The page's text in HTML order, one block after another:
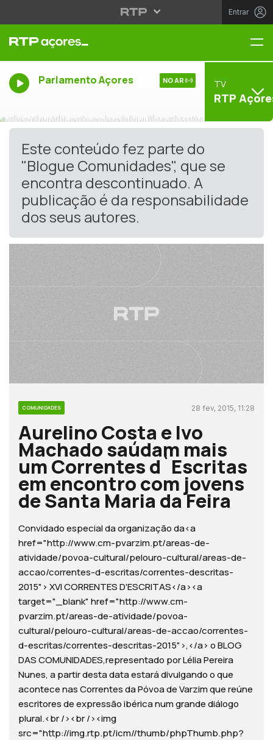
Entrar
Parlamento Açores NO AR TV
RTP
Este conteúdo fez parte do
"Blogue Comunidades", que se
encontra descontinuado. A
publicação é da responsabilidade
dos seus autores.
COMUNIDADES 28 fev, 2015, 11:28
Aurelino Costa e Ivo
Machado saúdam mais
um Correntes d`Escritas
em encontro com jovens
de Santa Maria da Feira
Convidado especial da organização da<a
href="http://www.cm-pvarzim.pt/areas-de-
atividade/povoa-cultural/pelouro-cultural/areas-de-
accao/correntes-d-escritas/correntes-descritas-
2015"> XVI CORRENTES D'ESCRITAS</a><a
target="_blank" href="http://www.cm-
pvarzim.pt/areas-de-atividade/povoa-
cultural/pelouro-cultural/areas-de-accao/correntes-
d-escritas/correntes-descritas-2015">,</a> o BLOG
DAS COMUNIDADES,representado por Lélia Pereira
Nunes, a partir desta data estará divulgando o que
acontece nas Correntes da Póvoa de Varzim que reúne
escritores de expressão ibérica num grande diálogo
plural.<br /><br /><img
src="http://img.rtp.pt/icm//thumb/phpThumb.php?